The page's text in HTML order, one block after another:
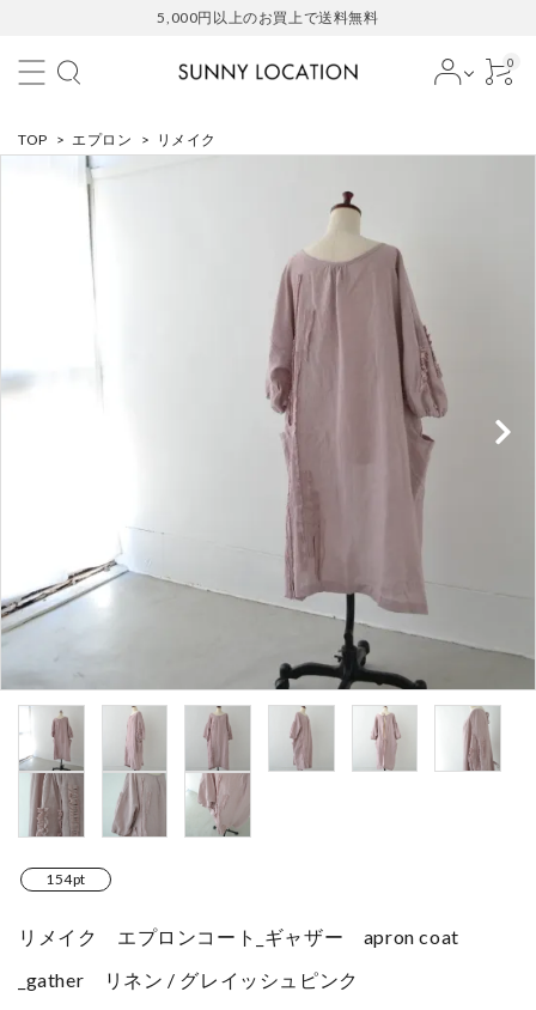
5,000円以上のお買上で送料無料
0
TOP > エプロン > リメイク
154pt
リメイク エプロンコート_ギャザー apron coat
_gather リネン / グレイッシュピンク